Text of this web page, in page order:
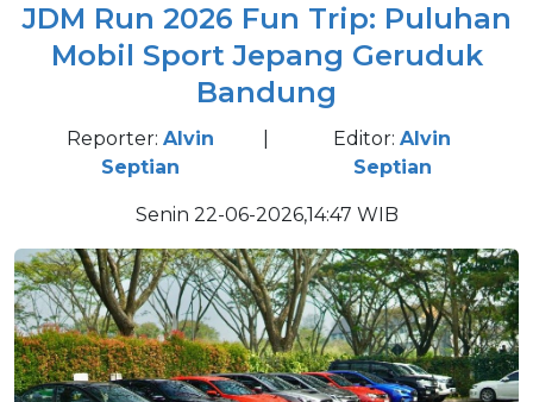
JDM Run 2026 Fun Trip: Puluhan
Mobil Sport Jepang Geruduk
Bandung
Reporter: Alvin
Septian
Editor:Alvin
Septian
Senin 22-06-2026,14:47 WIB